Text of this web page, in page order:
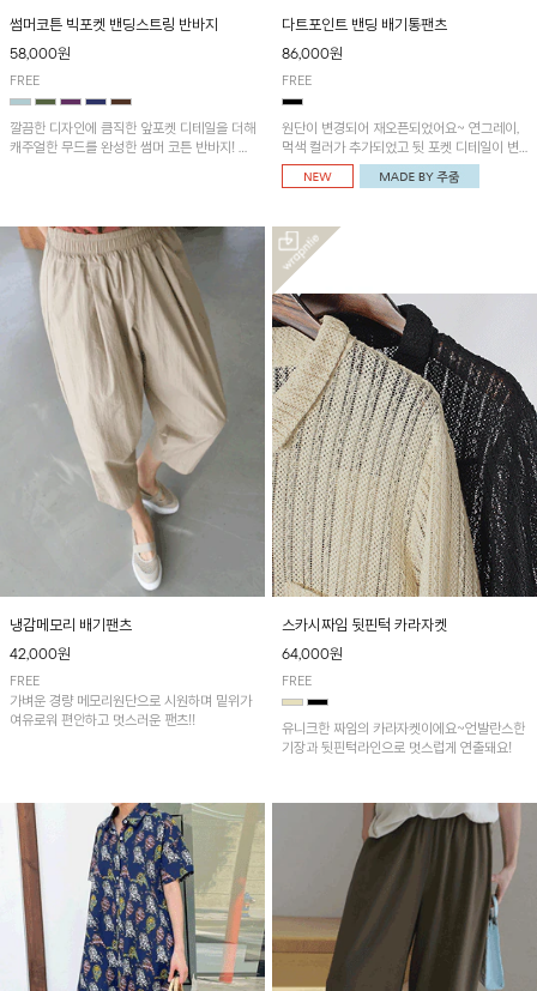
썸머코튼 빅포켓 밴딩스트링 반바지
58,000원
FREE
깔끔한 디자인에 큼직한 앞포켓 디테일을 더해
캐주얼한 무드를 완성한 썸머 코튼 반바지! 허
다트포인트 밴딩 배기통팬츠
86,000원
FREE
원단이 변경되어 재오픈되었어요~ 연그레이,
먹색 컬러가 추가되었고 뒷 포켓 디테일이 변
경되었습니다~가볍고 시원하게 착용되는 배
기통팬츠! 허리밴딩과 여유로운 통으로 편안해
냉감메모리 배기팬츠
42,000원
FREE
가벼운 경량 메모리원단으로 시원하며 밑위가
여유로워 편안하고 멋스러운 팬츠!!
스카시짜임 뒷핀턱 카라자켓
64,000원
FREE
유니크한 짜임의 카라자켓이에요~언발란스한
기장과 뒷핀턱라인으로 멋스럽게 연출돼요!